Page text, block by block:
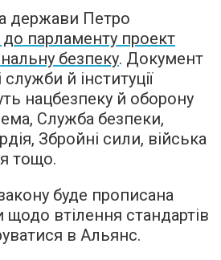
держави Петро
до парламенту проект
безпеку. Документ
й інституції
нацбезпеку й оборону
Служба безпеки,
Збройні сили, війська
тощо.
буде прописана
щодо втілення стандартів
в Альянс.